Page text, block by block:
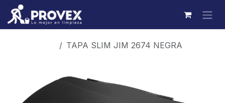
Ir al contenido
TAPA SLIM JIM 2674 NEGRA